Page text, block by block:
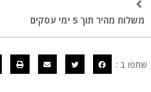
משלוח מהיר תוך 5 ימי עסקים
שתפו ב :